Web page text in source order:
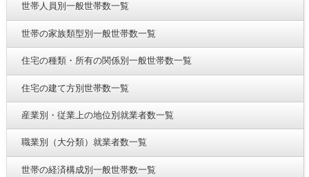
世帯人員別一般世帯数一覧
世帯の家族類型別一般世帯数一覧
住宅の種類・所有の関係別一般世帯数一覧
住宅の建て方別世帯数一覧
産業別・従業上の地位別就業者数一覧
職業別（大分類）就業者数一覧
世帯の経済構成別一般世帯数一覧